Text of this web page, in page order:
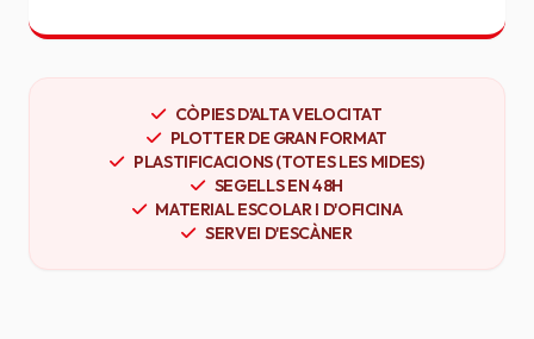
CÒPIES D'ALTA VELOCITAT
PLOTTER DE GRAN FORMAT
PLASTIFICACIONS (TOTES LES MIDES)
SEGELLS EN 48H
MATERIAL ESCOLAR I D'OFICINA
SERVEI D'ESCÀNER